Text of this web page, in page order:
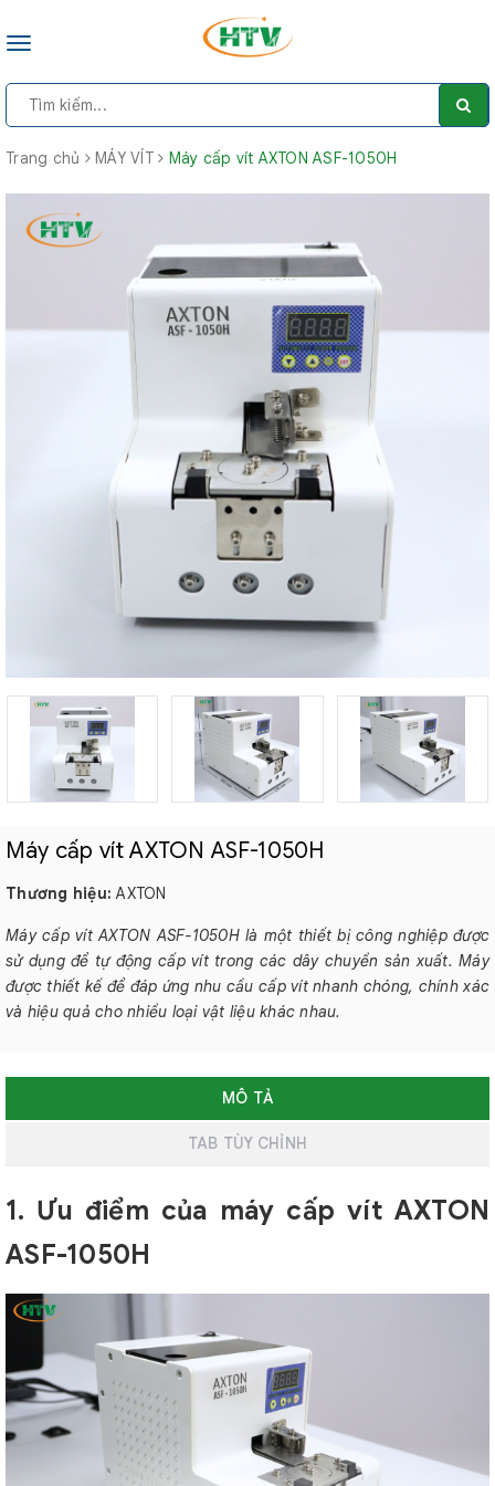
Toggle
Trang chủ MÁY VÍT Máy cấp vít AXTON ASF-1050H
Máy cấp vít AXTON ASF-1050H
Thương hiệu: AXTON
Máy cấp vít AXTON ASF-1050H là một thiết bị công nghiệp được
sử dụng để tự động cấp vít trong các dây chuyền sản xuất. Máy
được thiết kế để đáp ứng nhu cầu cấp vít nhanh chóng, chính xác
và hiệu quả cho nhiều loại vật liệu khác nhau.
MÔ TẢ
TAB TÙY CHỈNH
1. Ưu điểm của máy cấp vít AXTON
ASF-1050H